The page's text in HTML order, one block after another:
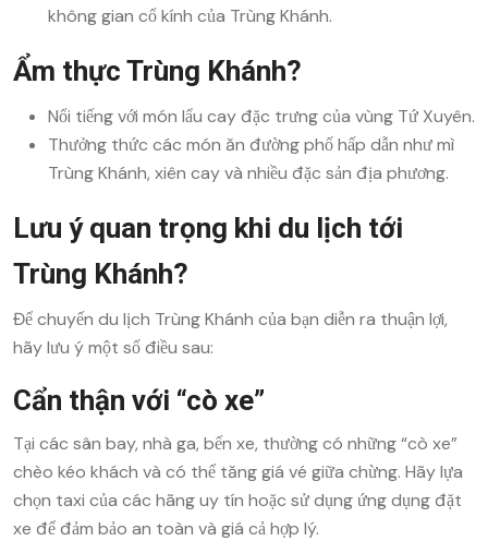
không gian cổ kính của Trùng Khánh.
Ẩm thực Trùng Khánh?
Nổi tiếng với món lẩu cay đặc trưng của vùng Tứ Xuyên.
Thưởng thức các món ăn đường phố hấp dẫn như mì
Trùng Khánh, xiên cay và nhiều đặc sản địa phương.
Lưu ý quan trọng khi du lịch tới
Trùng Khánh?
Để chuyến du lịch Trùng Khánh của bạn diễn ra thuận lợi,
hãy lưu ý một số điều sau:
Cẩn thận với “cò xe”
Tại các sân bay, nhà ga, bến xe, thường có những “cò xe”
chèo kéo khách và có thể tăng giá vé giữa chừng. Hãy lựa
chọn taxi của các hãng uy tín hoặc sử dụng ứng dụng đặt
xe để đảm bảo an toàn và giá cả hợp lý.